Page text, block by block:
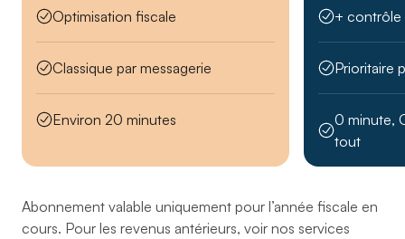
Optimisation fiscale + contrôle
Classique par messagerie Prioritaire
Environ 20 minutes
0 minute,
tout
Abonnement valable uniquement pour l’année fiscale en
cours. Pour les revenus antérieurs, voir nos services